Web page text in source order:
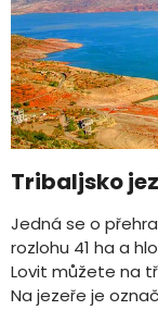
Tribaljsko
Jedná se o
rozlohu 41 ha a
Lovit můžete na
Na jezeře je